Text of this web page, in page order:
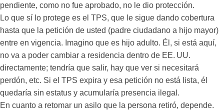
pendiente, como no fue aprobado, no le dio protección.
Lo que sí lo protege es el TPS, que le sigue dando cobertura
hasta que la petición de usted (padre ciudadano a hijo mayor)
entre en vigencia. Imagino que es hijo adulto. Él, si está aquí,
no va a poder cambiar a residencia dentro de EE. UU.
directamente; tendría que salir, hay que ver si necesitará
perdón, etc. Si el TPS expira y esa petición no está lista, él
quedaría sin estatus y acumularía presencia ilegal.
En cuanto a retomar un asilo que la persona retiró, depende.